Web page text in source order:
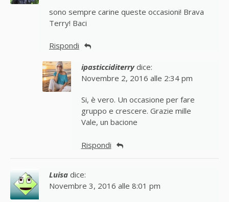
sono sempre carine queste occasioni! Brava
Terry! Baci
Rispondi
ipasticciditerry dice:
Novembre 2, 2016 alle 2:34 pm
Si, è vero. Un occasione per fare
gruppo e crescere. Grazie mille
Vale, un bacione
Rispondi
Luisa dice:
Novembre 3, 2016 alle 8:01 pm